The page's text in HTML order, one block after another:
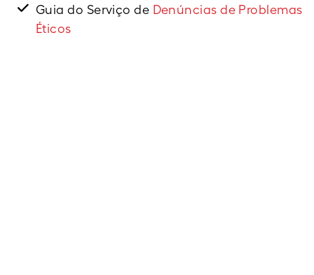
Guia do Serviço de Denúncias de Problemas
Éticos